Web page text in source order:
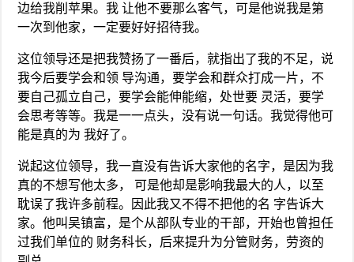
边给我削苹果。我 让他不要那么客气，可是他说我是第
一次到他家，一定要好好招待我。
这位领导还是把我赞扬了一番后，就指出了我的不足，说
我今后要学会和领 导沟通，要学会和群众打成一片，不
要自己孤立自己，要学会能伸能缩，处世要 灵活，要学
会思考等等。我是一一点头，没有说一句话。我觉得他可
能是真的为 我好了。
说起这位领导，我一直没有告诉大家他的名字，是因为我
真的不想写他太多， 可是他却是影响我最大的人，以至
耽误了我许多前程。因此我又不得不把他的名 字告诉大
家。他叫吴镇富，是个从部队专业的干部，开始也曾担任
过我们单位的 财务科长，后来提升为分管财务，劳资的